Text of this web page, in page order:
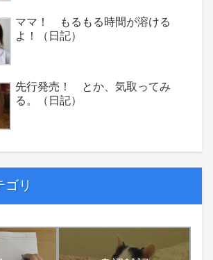
ママ！ もるもる時間が溶ける
よ！（日記）
先行発売！ とか、気取ってみ
る。（日記）
ゴリ